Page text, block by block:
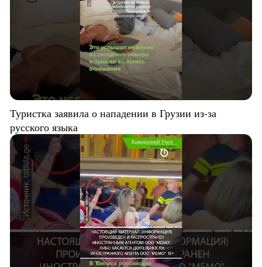
Туристка заявила о нападении в Грузии из-за
русского языка